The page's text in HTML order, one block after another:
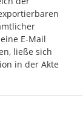
E-Mail
ließe sich
in der Akte